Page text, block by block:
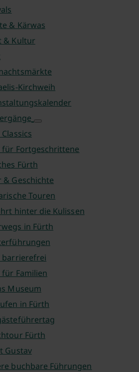
& Kärwas
& Kultur
Kirchweih
für Fortgeschrittene
Fürth
& Geschichte
Touren
hinter die Kulissen
in Fürth
barrierefrei
für Familien
Museum
in Fürth
Fürth
Gustav
buchbare Führungen